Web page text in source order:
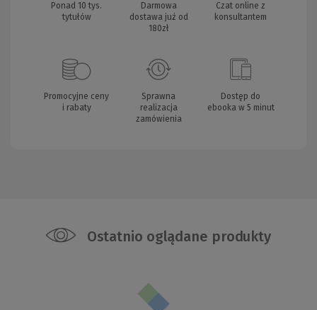
Ponad 10 tys.
tytułów
Darmowa
dostawa już od
180zł
Czat online z
konsultantem
Promocyjne ceny
i rabaty
Sprawna
realizacja
zamówienia
Dostęp do
ebooka w 5 minut
Ostatnio oglądane produkty